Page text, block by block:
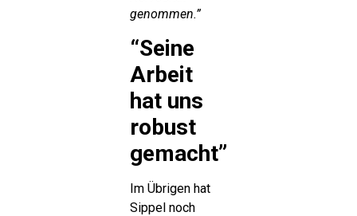
genommen.”
“Seine
Arbeit
hat uns
robust
gemacht”
Im Übrigen hat
Sippel noch